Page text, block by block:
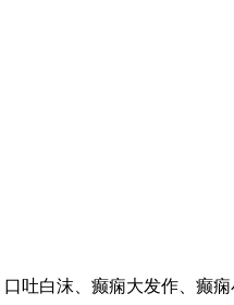
吐白沫、癫痫大发作、癫